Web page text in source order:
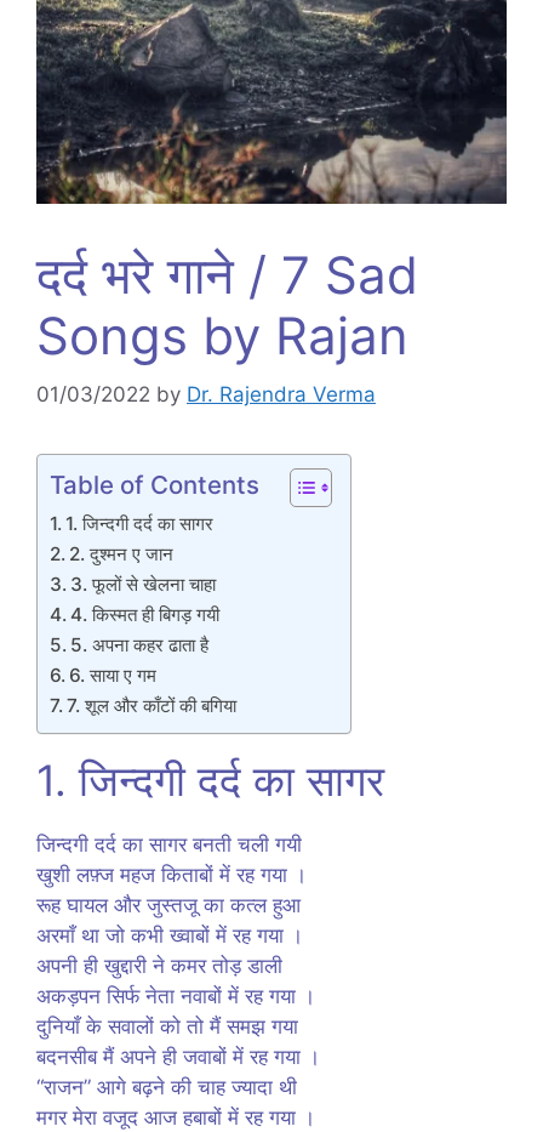
दर्द भरे गाने / 7 Sad
Songs by Rajan
01/03/2022 by Dr. Rajendra Verma
Table of Contents
1. जिन्दगी दर्द का सागर
2. दुश्मन ए जान
3. फूलों से खेलना चाहा
4. किस्मत ही बिगड़ गयी
5. अपना कहर ढाता है
6. साया ए गम
7. शूल और काँटों की बगिया
1. जिन्दगी दर्द का सागर
जिन्दगी दर्द का सागर बनती चली गयी
खुशी लफ़्ज महज किताबों में रह गया ।
रूह घायल और जुस्तजू का कत्ल हुआ
अरमाँ था जो कभी ख्वाबों में रह गया ।
अपनी ही खुद्दारी ने कमर तोड़ डाली
अकड़पन सिर्फ नेता नवाबों में रह गया ।
दुनियाँ के सवालों को तो मैं समझ गया
बदनसीब मैं अपने ही जवाबों में रह गया ।
“राजन” आगे बढ़ने की चाह ज्यादा थी
मगर मेरा वजूद आज हबाबों में रह गया ।